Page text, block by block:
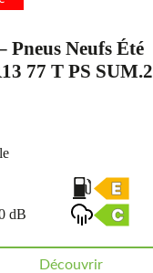
Pneus Neufs Été
77 T PS SUM.2
dB
Découvrir